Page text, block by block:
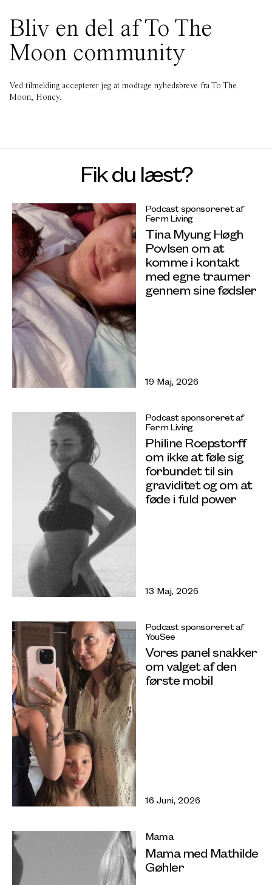
Bliv en del af To The
Moon community
Ved tilmelding accepterer jeg at modtage nyhedsbreve fra To The
Moon, Honey.
Fik du læst?
Podcast sponsoreret af
Ferm Living
Tina Myung Høgh
Povlsen om at
komme i kontakt
med egne traumer
gennem sine fødsler
19 Maj, 2026
Podcast sponsoreret af
Ferm Living
Philine Roepstorff
om ikke at føle sig
forbundet til sin
graviditet og om at
føde i fuld power
13 Maj, 2026
Podcast sponsoreret af
YouSee
Vores panel snakker
om valget af den
første mobil
16 Juni, 2026
Mama
Mama med Mathilde
Gøhler